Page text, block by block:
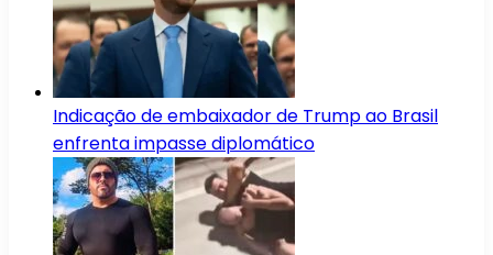
Indicação de embaixador de Trump ao Brasil
enfrenta impasse diplomático